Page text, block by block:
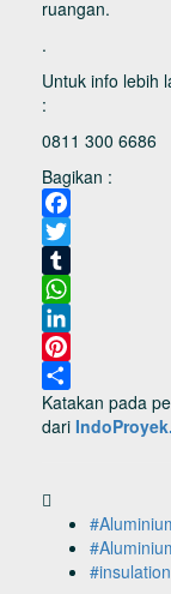
ruangan.
.
Untuk info lebih
:
0811 300 6686
Bagikan :
Facebook
Twitter
Tumblr
WhatsApp
LinkedIn
Pinterest
Share
Katakan pada
dari
#insulation